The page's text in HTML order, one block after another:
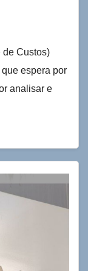
de Custos)
que espera por
analisar e